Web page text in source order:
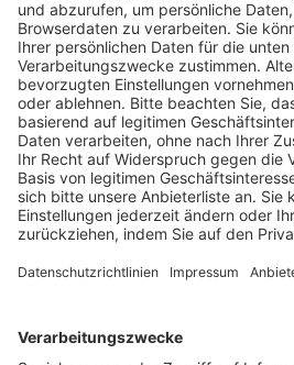
Pässe und Vereinswechsel
Trainerausbildung
Schulungsangebot Vereinsmitarbeiter
BFV-Geschäftsstellen
Trainerbörse
Login SpielPlus
FOLGE DEM BFV